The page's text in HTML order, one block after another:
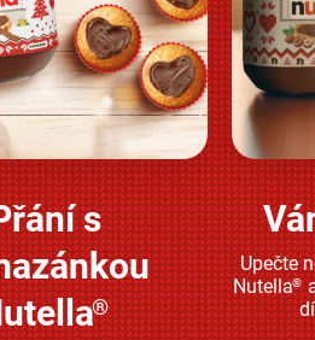
více
s
®
Upečte
Nutella®